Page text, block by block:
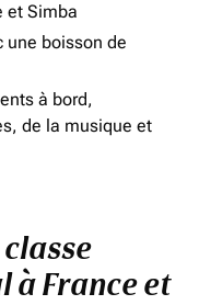
et Simba
une boisson de
à bord,
de la musique et
classe
à France et